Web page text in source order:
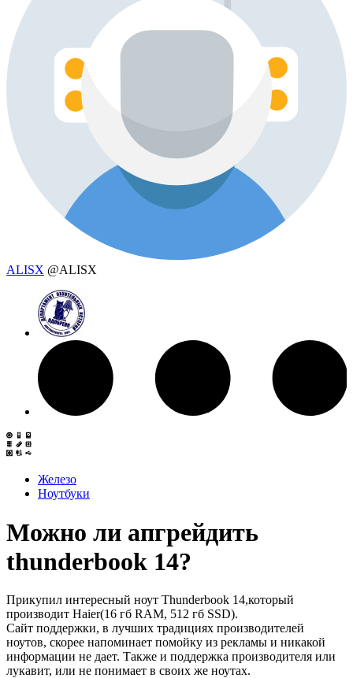
ALISX @ALISX
Железо
Ноутбуки
Можно ли апгрейдить
thunderbook 14?
Прикупил интересный ноут Thunderbook 14,который
производит Haier(16 гб RAM, 512 гб SSD).
Сайт поддержки, в лучших традициях производителей
ноутов, скорее напоминает помойку из рекламы и никакой
информации не дает. Также и поддержка производителя или
лукавит, или не понимает в своих же ноутах.